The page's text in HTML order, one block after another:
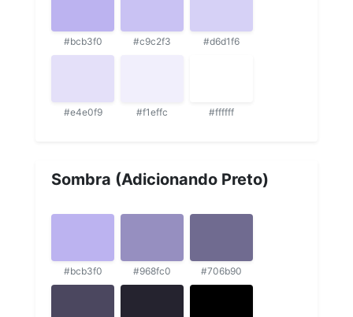
#bcb3f0 #c9c2f3 #d6d1f6
#e4e0f9 #f1effc #ffffff
Sombra (Adicionando Preto)
#bcb3f0 #968fc0 #706b90